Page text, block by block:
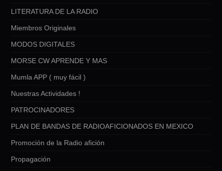
LITERATURA DE LA RADIO
Miembros Originales
MODOS DIGITALES
MORSE CW APRENDE Y MAS
Mumla APP ( muy fácil )
Nuestras Actividades !
PATROCINADORES
PLAN DE BANDAS DE RADIOAFICIONADOS EN MEXICO
Promoción de la Radio afición
Propagación